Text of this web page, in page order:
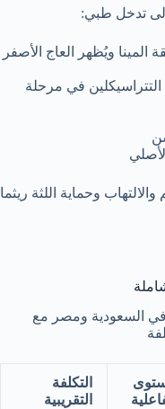
تدخل طبي:
المينا ويُظهر العاج الأصفر
في مرحلة
والالتهاب وحماية اللثة ريثما
في السعودية ومصر مع
التكلفة
التقريبية